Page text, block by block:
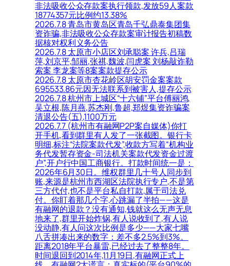
非法吸收公众存款案执行领款,发放59人案款
18774357元比例约13.38%
2026.7.8 青岛市黄岛区青岛千弘鼎泰集团集
资诈骗,非法吸收公众存款案审计报告初稿数
据核对权利义务公告
2026.7.8 太原市小店区刘承聪案 许兵,吕瑞
萍,刘京平,邹丽,张祺,魏波,闫虎案 刘杨敲诈勒
索案 李龙案等8案案款提存公示
2026.7.8 太原市杏花岭区胡安罚金案案款
695533.86元因无法联系到被害人,提存公示
2026.7.8 杭州市上城区“十六铺”平台傅丽鸿,
吴立根,陈月燕,苏杰刚,鲁超,郑煜集资诈骗案
清退公告(五),1100万元
2026.7.7 (杭州市有融网P2P案自媒体)你打
开手机,看到群里有人发了一张截图。银行卡
明细,标注“法院案款代发”,收款方写着“机构业
务代发暂存资金-司法机关案款代发资金过渡
户”,开户行中国工商银行。打款时间统一是：
2026年6月30日。维权群里几十号人同步到
账,来源是杭州市西湖区法院执行专户,不是第
三方代付,也不是平台私自打款,属于司法兑
付。你盯着那几个字,心跳漏了半拍——这是
有融网的退款？没有通知,钱就这么无声无息
地来了,群里开始炸锅,有人说收到了,有人说
没动静,有人问这次比例是多少——大家七嘴
八舌拼凑出来的数字：差不多2.5%到3%。
距离2018年平台暴雷,已经过去了整整8年。
时间退回到2014年,11月19日,有融网正式上